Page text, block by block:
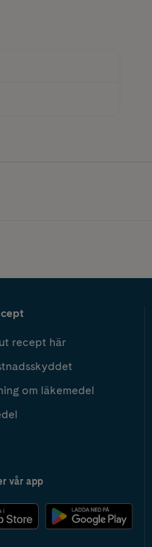
recept här
om läkemedel
vår app